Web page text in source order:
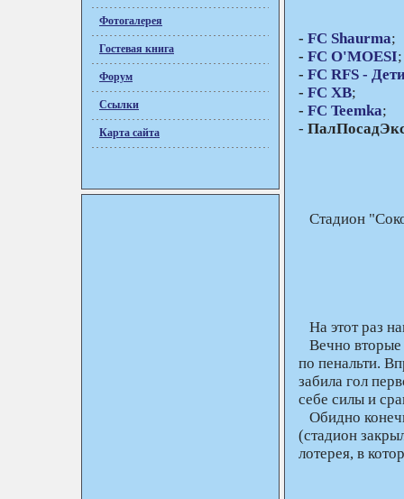
Фотогалерея
Гостевая книга
Форум
Ссылки
Карта сайта
- FC Shaurma;
- FC O'MOESI;
- FC RFS -
- FC XB;
- FC Teemka;
-
Стадион
На этот раз
Вечно вторые
по пенальти.
забила гол
себе силы и
Обидно
(стадион
лотерея, в